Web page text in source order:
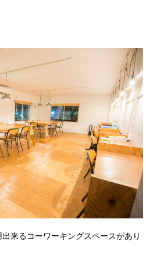
来るコーワーキングスペースがあり